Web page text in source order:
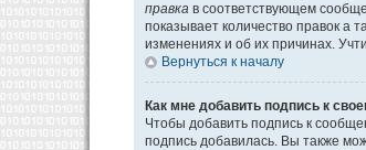
правка в соответствующем
показывает количество правок а
изменениях и об их причинах.
Вернуться к началу
Как мне добавить подпись к
Чтобы добавить подпись к
подпись добавилась. Вы также